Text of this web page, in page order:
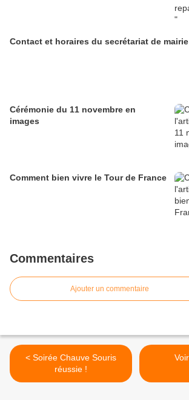
Contact et horaires du secrétariat de mairie
Cérémonie du 11 novembre en
images
Comment bien vivre le Tour de France
Commentaires
Ajouter un commentaire
< Soirée Chauve Souris
réussie !